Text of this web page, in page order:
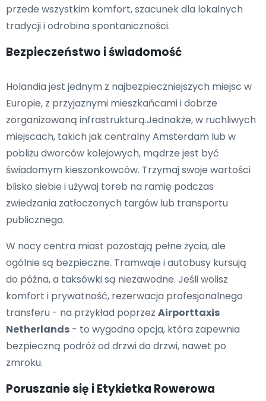
przede wszystkim komfort, szacunek dla lokalnych
tradycji i odrobina spontaniczności.
Bezpieczeństwo i świadomość
Holandia jest jednym z najbezpieczniejszych miejsc w
Europie, z przyjaznymi mieszkańcami i dobrze
zorganizowaną infrastrukturą.Jednakże, w ruchliwych
miejscach, takich jak centralny Amsterdam lub w
pobliżu dworców kolejowych, mądrze jest być
świadomym kieszonkowców. Trzymaj swoje wartości
blisko siebie i używaj toreb na ramię podczas
zwiedzania zatłoczonych targów lub transportu
publicznego.
W nocy centra miast pozostają pełne życia, ale
ogólnie są bezpieczne. Tramwaje i autobusy kursują
do późna, a taksówki są niezawodne. Jeśli wolisz
komfort i prywatność, rezerwacja profesjonalnego
transferu - na przykład poprzez Airporttaxis
Netherlands - to wygodna opcja, która zapewnia
bezpieczną podróż od drzwi do drzwi, nawet po
zmroku.
Poruszanie się i Etykietka Rowerowa